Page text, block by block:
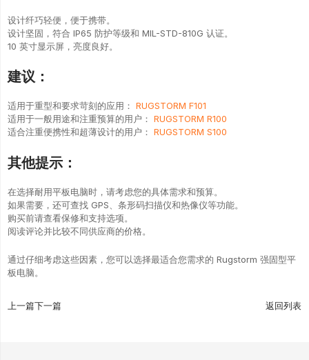
设计纤巧轻便，便于携带。
设计坚固，符合 IP65 防护等级和 MIL-STD-810G 认证。
10 英寸显示屏，亮度良好。
建议：
适用于重型和要求苛刻的应用： RUGSTORM F101
适用于一般用途和注重预算的用户： RUGSTORM R100
适合注重便携性和超薄设计的用户： RUGSTORM S100
其他提示：
在选择耐用平板电脑时，请考虑您的具体需求和预算。
如果需要，还可查找 GPS、条形码扫描仪和热像仪等功能。
购买前请查看保修和支持选项。
阅读评论并比较不同供应商的价格。
通过仔细考虑这些因素，您可以选择最适合您需求的 Rugstorm 强固型平
板电脑。
上一篇下一篇 返回列表